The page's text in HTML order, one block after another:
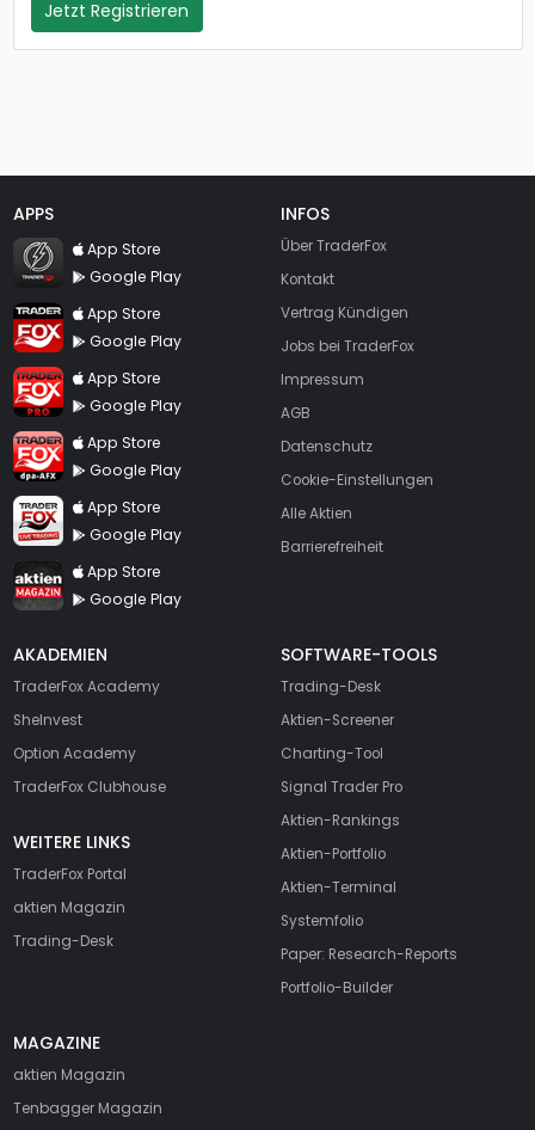
Jetzt Registrieren
APPS
TraderFox Flash
App Store
Google Play
TraderFox App
App Store
Google Play
TraderFox Pro
App Store
Google Play
TraderFox dpa-AFX ProFeed
App Store
Google Play
TraderFox Live Trading
App Store
Google Play
TraderFox aktien Magazin
App Store
Google Play
INFOS
Über TraderFox
Kontakt
Vertrag Kündigen
Jobs bei TraderFox
Impressum
AGB
Datenschutz
Cookie-Einstellungen
Alle Aktien
Barrierefreiheit
AKADEMIEN
TraderFox Academy
SheInvest
Option Academy
TraderFox Clubhouse
WEITERE LINKS
TraderFox Portal
aktien Magazin
Trading-Desk
SOFTWARE-TOOLS
Trading-Desk
Aktien-Screener
Charting-Tool
Signal Trader Pro
Aktien-Rankings
Aktien-Portfolio
Aktien-Terminal
Systemfolio
Paper: Research-Reports
Portfolio-Builder
MAGAZINE
aktien Magazin
Tenbagger Magazin